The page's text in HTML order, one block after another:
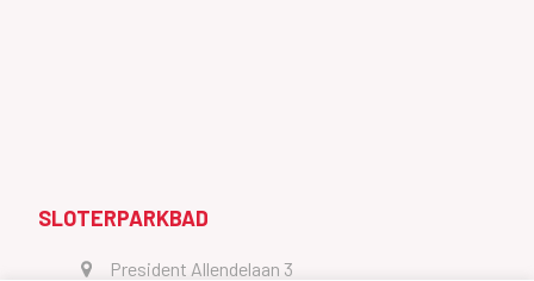
SLOTERPARKBAD
President Allendelaan 3